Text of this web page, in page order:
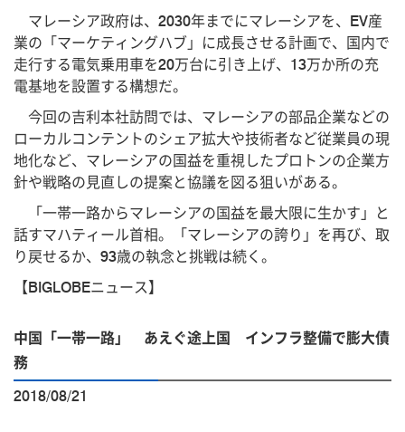
マレーシア政府は、2030年までにマレーシアを、EV産
業の「マーケティングハブ」に成長させる計画で、国内で
走行する電気乗用車を20万台に引き上げ、13万か所の充
電基地を設置する構想だ。
今回の吉利本社訪問では、マレーシアの部品企業などの
ローカルコンテントのシェア拡大や技術者など従業員の現
地化など、マレーシアの国益を重視したプロトンの企業方
針や戦略の見直しの提案と協議を図る狙いがある。
「一帯一路からマレーシアの国益を最大限に生かす」と
話すマハティール首相。「マレーシアの誇り」を再び、取
り戻せるか、93歳の執念と挑戦は続く。
【BIGLOBEニュース】
中国「一帯一路」 あえぐ途上国 インフラ整備で膨大債
務
2018/08/21